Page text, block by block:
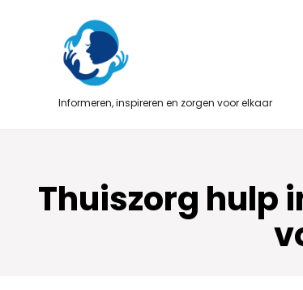
Informeren, inspireren en zorgen voor elkaar
Thuiszorg hulp